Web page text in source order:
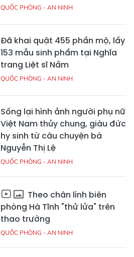
QUỐC PHÒNG - AN NINH
Đã khai quật 455 phần mộ, lấy
153 mẫu sinh phẩm tại Nghĩa
trang Liệt sĩ Nầm
QUỐC PHÒNG - AN NINH
Sống lại hình ảnh người phụ nữ
Việt Nam thủy chung, giàu đức
hy sinh từ câu chuyện bà
Nguyễn Thị Lệ
QUỐC PHÒNG - AN NINH
Theo chân lính biên
phòng Hà Tĩnh "thử lửa" trên
thao trường
QUỐC PHÒNG - AN NINH